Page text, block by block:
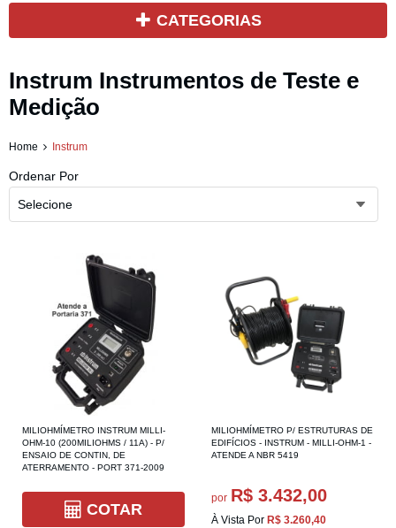
CATEGORIAS
Instrum Instrumentos de Teste e
Medição
Home Instrum
Ordenar Por
Selecione
MILIOHMÍMETRO INSTRUM MILLI-
OHM-10 (200MILIOHMS / 11A) - P/
ENSAIO DE CONTIN, DE
ATERRAMENTO - PORT 371-2009
COTAR
MILIOHMÍMETRO P/ ESTRUTURAS DE
EDIFÍCIOS - INSTRUM - MILLI-OHM-1 -
ATENDE A NBR 5419
por R$ 3.432,00
À Vista Por R$ 3.260,40